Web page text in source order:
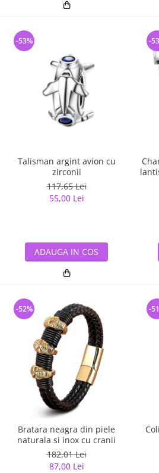
Talisman argint avion cu
zirconii
117,65 Lei
55,00 Lei
-53%
ADAUGA IN COS
-
Bratara neagra din piele
naturala si inox cu cranii
182,01 Lei
87,00 Lei
-52% -